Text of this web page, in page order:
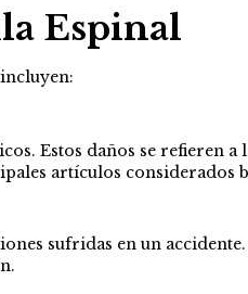
Espinal
Estos daños se refieren a
artículos considerados
sufridas en un